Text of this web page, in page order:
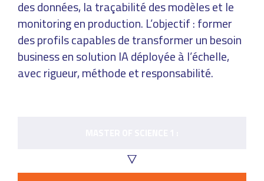
des données, la traçabilité des modèles et le
monitoring en production. L’objectif : former
des profils capables de transformer un besoin
business en solution IA déployée à l’échelle,
avec rigueur, méthode et responsabilité.